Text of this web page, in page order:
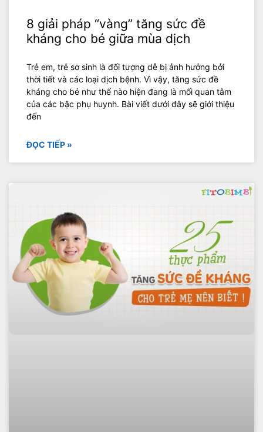
8 giải pháp “vàng” tăng sức đề
kháng cho bé giữa mùa dịch
Trẻ em, trẻ sơ sinh là đối tượng dễ bị ảnh hưởng bởi
thời tiết và các loại dịch bệnh. Vì vậy, tăng sức đề
kháng cho bé như thế nào hiện đang là mối quan tâm
của các bậc phụ huynh. Bài viết dưới đây sẽ giới thiệu
đến
ĐỌC TIẾP »